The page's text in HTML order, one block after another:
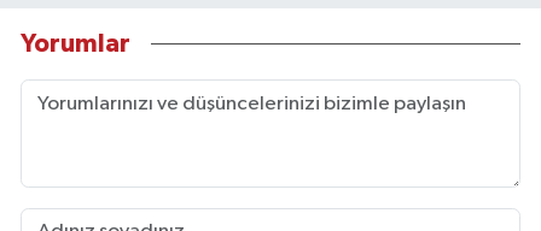
Yorumlar